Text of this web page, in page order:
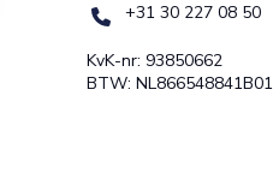
+31 30 227 08 50
KvK-nr: 93850662
BTW: NL866548841B01